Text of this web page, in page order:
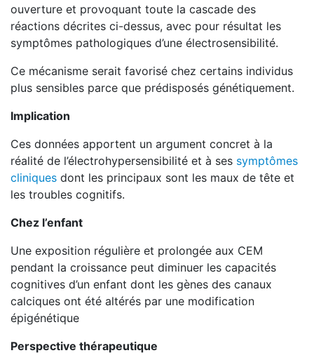
ouverture et provoquant toute la cascade des
réactions décrites ci-dessus, avec pour résultat les
symptômes pathologiques d’une électrosensibilité.
Ce mécanisme serait favorisé chez certains individus
plus sensibles parce que prédisposés génétiquement.
Implication
Ces données apportent un argument concret à la
réalité de l’électrohypersensibilité et à ses symptômes
cliniques dont les principaux sont les maux de tête et
les troubles cognitifs.
Chez l’enfant
Une exposition régulière et prolongée aux CEM
pendant la croissance peut diminuer les capacités
cognitives d’un enfant dont les gènes des canaux
calciques ont été altérés par une modification
épigénétique
Perspective thérapeutique